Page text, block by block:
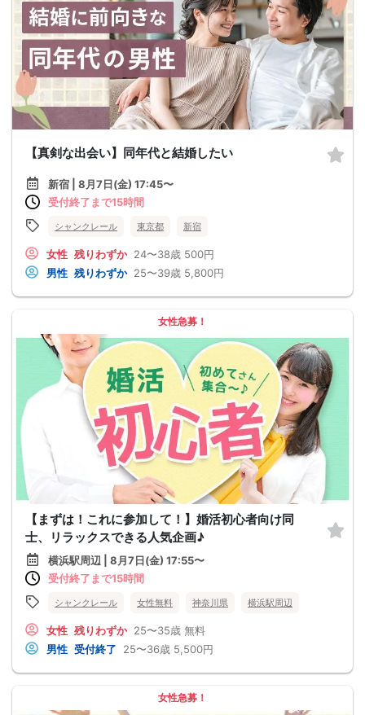
【真剣な出会い】同年代と結婚したい
新宿 | 8月7日(金) 17:45〜
受付終了まで15時間
シャンクレール 東京都 新宿
女性 残りわずか 24〜38歳 500円
男性 残りわずか 25〜39歳 5,800円
女性急募！
【まずは！これに参加して！】婚活初心者向け同
士、リラックスできる人気企画♪
横浜駅周辺 | 8月7日(金) 17:55〜
受付終了まで15時間
シャンクレール 女性無料 神奈川県 横浜駅周辺
女性 残りわずか 25〜35歳 無料
男性 受付終了 25〜36歳 5,500円
女性急募！